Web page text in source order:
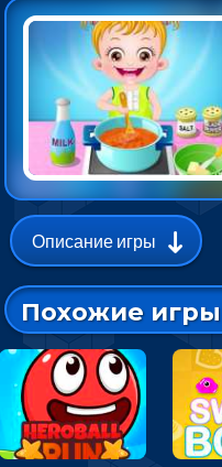
Описание игры
Похожие игры